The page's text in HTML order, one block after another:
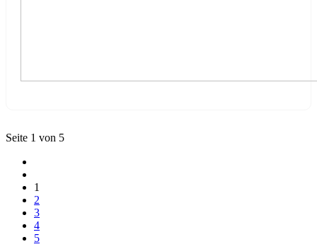
Seite 1 von 5
1
2
3
4
5